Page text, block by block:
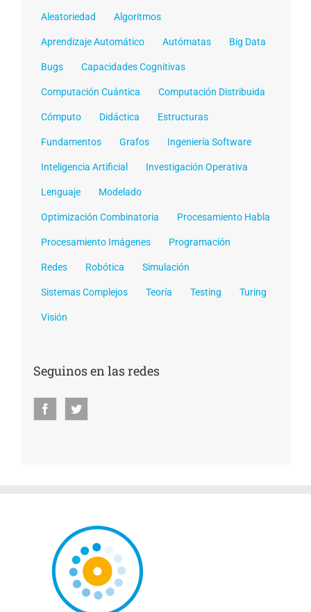
Aleatoriedad Algoritmos
Aprendizaje Automático Autómatas Big Data
Bugs Capacidades Cognitivas
Computación Cuántica Computación Distribuida
Cómputo Didáctica Estructuras
Fundamentos Grafos Ingeniería Software
Inteligencia Artificial Investigación Operativa
Lenguaje Modelado
Optimización Combinatoria Procesamiento Habla
Procesamiento Imágenes Programación
Redes Robótica Simulación
Sistemas Complejos Teoría Testing Turing
Visión
Seguinos en las redes